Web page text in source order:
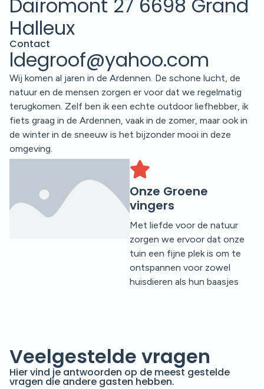
Dairomont 27 6698 Grand
Halleux
Contact
ldegroof@yahoo.com
Wij komen al jaren in de Ardennen. De schone lucht, de
natuur en de mensen zorgen er voor dat we regelmatig
terugkomen. Zelf ben ik een echte outdoor liefhebber, ik
fiets graag in de Ardennen, vaak in de zomer, maar ook in
de winter in de sneeuw is het bijzonder mooi in deze
omgeving.
Onze Groene
vingers
Met liefde voor de natuur
zorgen we ervoor dat onze
tuin een fijne plek is om te
ontspannen voor zowel
huisdieren als hun baasjes
Veelgestelde vragen
Hier vind je antwoorden op de meest gestelde
vragen die andere gasten hebben.